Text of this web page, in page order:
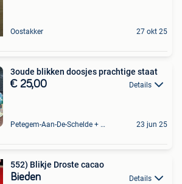
Oostakker 27 okt 25
3oude blikken doosjes prachtige staat
€ 25,00 Details
Petegem-Aan-De-Schelde + Deel Van Oudenaarde 23 jun 25
552) Blikje Droste cacao
Bieden Details